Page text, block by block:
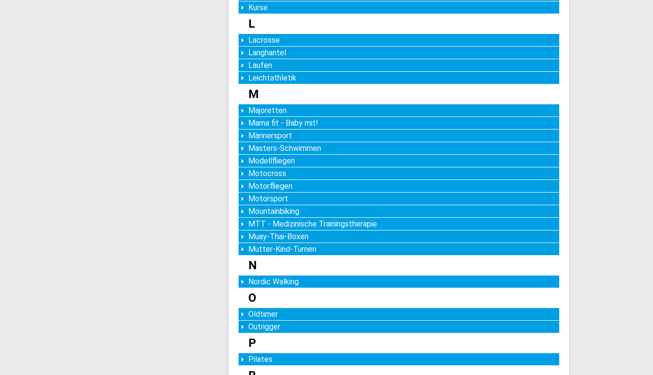
Kurse
L
Lacrosse
Langhantel
Laufen
Leichtathletik
M
Majoretten
Mama fit - Baby mit!
Männersport
Masters-Schwimmen
Modellfliegen
Motocross
Motorfliegen
Motorsport
Mountainbiking
MTT - Medizinische Trainingstherapie
Muay-Thai-Boxen
Mutter-Kind-Turnen
N
Nordic Walking
O
Oldtimer
Outrigger
P
Pilates